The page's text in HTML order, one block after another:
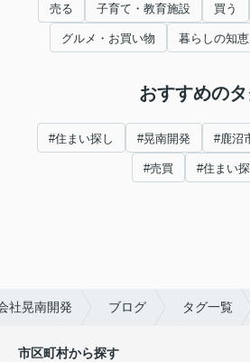
売る 子育て・教育施設 買う
グルメ・お買い物 暮らしの知
おすすめの
#住まい探し #晃南開発 #鹿沼
#売買 #住まい
社晃南開発 ブログ タグ一覧
市区町村から探す